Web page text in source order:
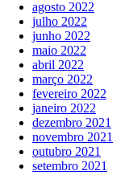
agosto 2022
julho 2022
junho 2022
maio 2022
abril 2022
março 2022
fevereiro 2022
janeiro 2022
dezembro 2021
novembro 2021
outubro 2021
setembro 2021